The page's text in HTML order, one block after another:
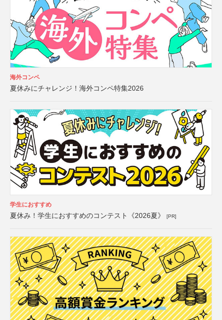
海外コンペ
夏休みにチャレンジ！海外コンペ特集2026
学生におすすめ
夏休み！学生におすすめのコンテスト《2026夏》 [PR]